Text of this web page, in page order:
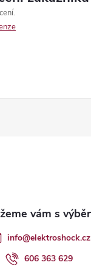
info@elektroshock.cz
606 363 629